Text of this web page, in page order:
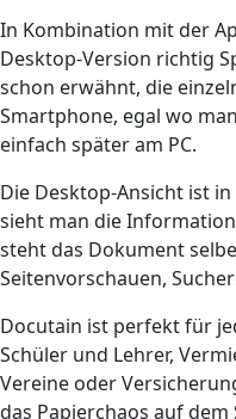
In Kombination mit der
Desktop-Version richtig
schon erwähnt, die
Smartphone, egal wo
einfach später am PC.
Die Desktop-Ansicht ist
sieht man die
steht das Dokument
Seitenvorschauen,
Docutain ist perfekt für
Schüler und Lehrer,
Vereine oder
das Papierchaos auf